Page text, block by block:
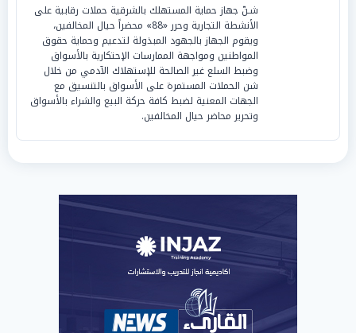
شـنّ جهاز حماية المستهلك بالشرقية حملات رقابية على
الأنشطة التجارية وحرر «88» محضراً حيال المخالفين،
ويقوم الجهاز بالجهود المبذولة لتدعيم وحماية حقوق
المواطنين ومواجهة الممارسات الإحتكارية بالأسواق
وضبط السلع غير الصالحة للإستهلاك الآدمي من خلال
شن الحملات المستمرة على الأسواق بالتنسيق مع
الجهات المعنية لضبط كافة حركة البيع والشراء بالأسواق
وتحرير محاضر حيال المخالفين.